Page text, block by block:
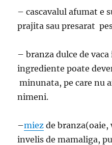
– cascavalul afumat e
prajita sau presarat
– branza dulce de
ingrediente poate
minunata, pe care nu
nimeni.
–miez de
invelis de mamaliga,